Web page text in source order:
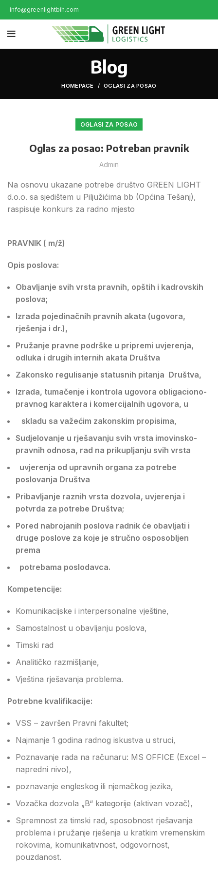
info@greenlightbih.com
Blog
HOMEPAGE OGLASI ZA POSAO
OGLASI ZA POSAO
Oglas za posao: Potreban pravnik
Admin
Na osnovu ukazane potrebe društvo GREEN LIGHT
d.o.o. sa sjedištem u Piljužićima bb (Općina Tešanj),
raspisuje konkurs za radno mjesto
PRAVNIK ( m/ž)
Opis poslova:
Obavljanje svih vrsta pravnih, opštih i kadrovskih
poslova;
Izrada pojedinačnih pravnih akata (ugovora,
rješenja i dr.),
Pružanje pravne podrške u pripremi uvjerenja,
odluka i drugih internih akata Društva
Zakonsko regulisanje statusnih pitanja Društva,
Izrada, tumačenje i kontrola ugovora obligaciono-
pravnog karaktera i komercijalnih ugovora, u
skladu sa važećim zakonskim propisima,
Sudjelovanje u rješavanju svih vrsta imovinsko-
pravnih odnosa, rad na prikupljanju svih vrsta
uvjerenja od upravnih organa za potrebe
poslovanja Društva
Pribavljanje raznih vrsta dozvola, uvjerenja i
potvrda za potrebe Društva;
Pored nabrojanih poslova radnik će obavljati i
druge poslove za koje je stručno osposobljen
prema
potrebama poslodavca.
Kompetencije:
Komunikacijske i interpersonalne vještine,
Samostalnost u obavljanju poslova,
Timski rad
Analitičko razmišljanje,
Vještina rješavanja problema.
Potrebne kvalifikacije:
VSS – završen Pravni fakultet;
Najmanje 1 godina radnog iskustva u struci,
Poznavanje rada na računaru: MS OFFICE (Excel –
napredni nivo),
poznavanje engleskog ili njemačkog jezika,
Vozačka dozvola „B“ kategorije (aktivan vozač),
Spremnost za timski rad, sposobnost rješavanja
problema i pružanje rješenja u kratkim vremenskim
rokovima, komunikativnost, odgovornost,
pouzdanost.